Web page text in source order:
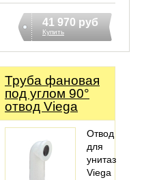
41 970 руб
Купить
Труба фановая
под углом 90°
отвод Viega
Отвод
для
унитаза
Viega